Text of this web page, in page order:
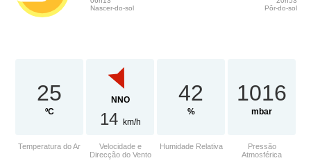
Nascer-do-sol
Pôr-do-sol
25
ºC
Temperatura do Ar
NNO
14 km/h
Velocidade e
Direcção do Vento
42
%
Humidade Relativa
1016
mbar
Pressão
Atmosférica